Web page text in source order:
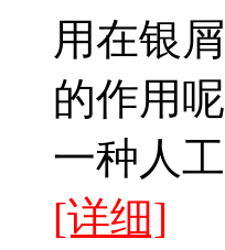
用在银
的作用
一种人
[详细]